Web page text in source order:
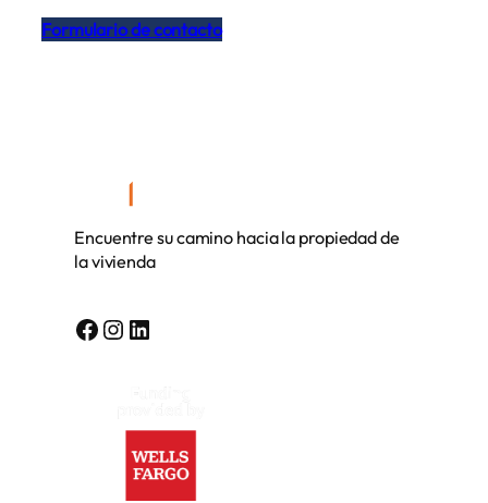
Formulario de contacto
Encuentre su camino hacia la propiedad de
la vivienda
Facebook Instagram LinkedIn